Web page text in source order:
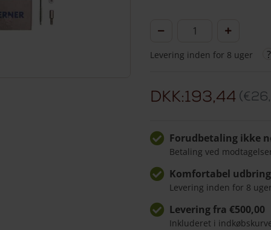
Rustfri
i
størrelser
Levering inden for 8 uger
DKK:193,44 €
Forudbetaling ikke
Betaling ved
Komfortabel
Levering inden for 8
Levering fra €500,00
Inkluderet i